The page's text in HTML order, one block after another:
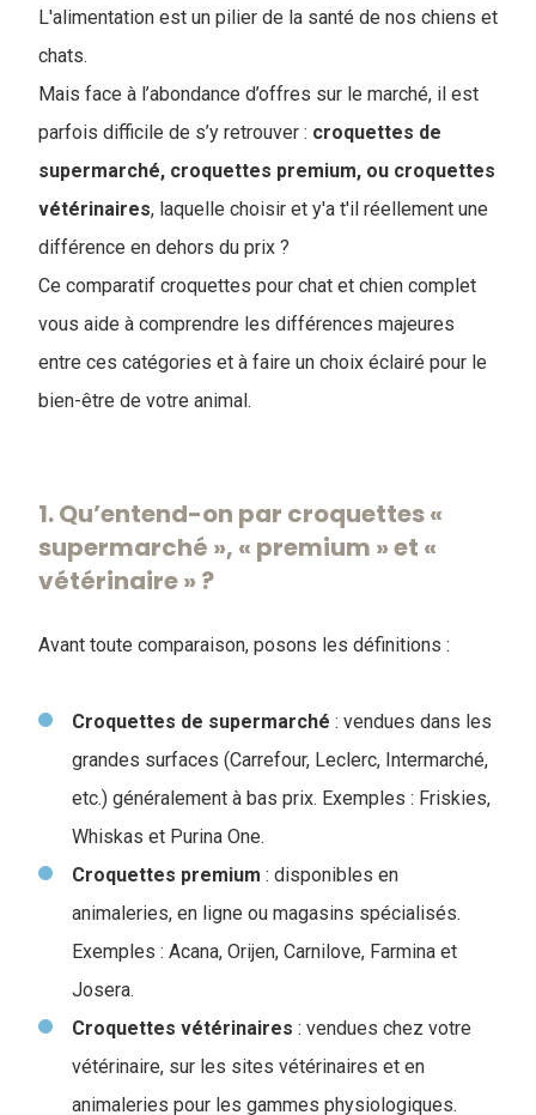
L'alimentation est un pilier de la santé de nos chiens et
chats.
Mais face à l’abondance d’offres sur le marché, il est
parfois difficile de s’y retrouver : croquettes de
supermarché, croquettes premium, ou croquettes
vétérinaires, laquelle choisir et y'a t'il réellement une
différence en dehors du prix ?
Ce comparatif croquettes pour chat et chien complet
vous aide à comprendre les différences majeures
entre ces catégories et à faire un choix éclairé pour le
bien-être de votre animal.
1. Qu’entend-on par croquettes «
supermarché », « premium » et «
vétérinaire » ?
Avant toute comparaison, posons les définitions :
Croquettes de supermarché : vendues dans les
grandes surfaces (Carrefour, Leclerc, Intermarché,
etc.) généralement à bas prix. Exemples : Friskies,
Whiskas et Purina One.
Croquettes premium : disponibles en
animaleries, en ligne ou magasins spécialisés.
Exemples : Acana, Orijen, Carnilove, Farmina et
Josera.
Croquettes vétérinaires : vendues chez votre
vétérinaire, sur les sites vétérinaires et en
animaleries pour les gammes physiologiques.